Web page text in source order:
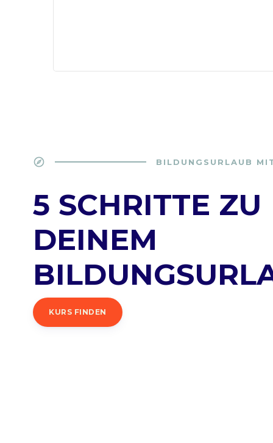
explore BILDUNGSURLAUB
5 SCHRITTE ZU
DEINEM
KURS FINDEN